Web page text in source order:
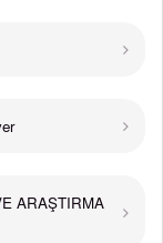
ARAŞTIRMA